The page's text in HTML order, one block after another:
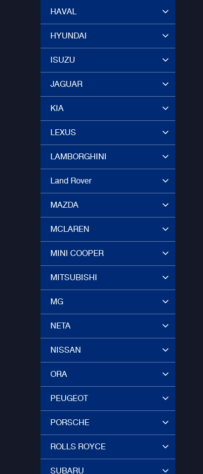
HAVAL
HYUNDAI
ISUZU
JAGUAR
KIA
LEXUS
LAMBORGHINI
Land Rover
MAZDA
MCLAREN
MINI COOPER
MITSUBISHI
MG
NETA
NISSAN
ORA
PEUGEOT
PORSCHE
ROLLS ROYCE
SUBARU